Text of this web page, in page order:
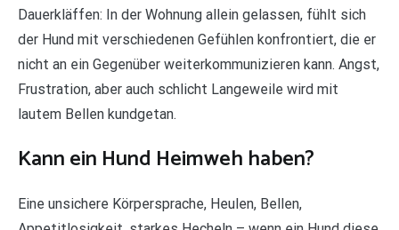
Dauerkläffen: In der Wohnung allein gelassen, fühlt sich
der Hund mit verschiedenen Gefühlen konfrontiert, die er
nicht an ein Gegenüber weiterkommunizieren kann. Angst,
Frustration, aber auch schlicht Langeweile wird mit
lautem Bellen kundgetan.
Kann ein Hund Heimweh haben?
Eine unsichere Körpersprache, Heulen, Bellen,